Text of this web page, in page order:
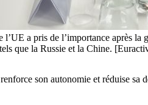
l’UE a pris de l’importance après
que la Russie et la Chine.
son autonomie et réduise sa